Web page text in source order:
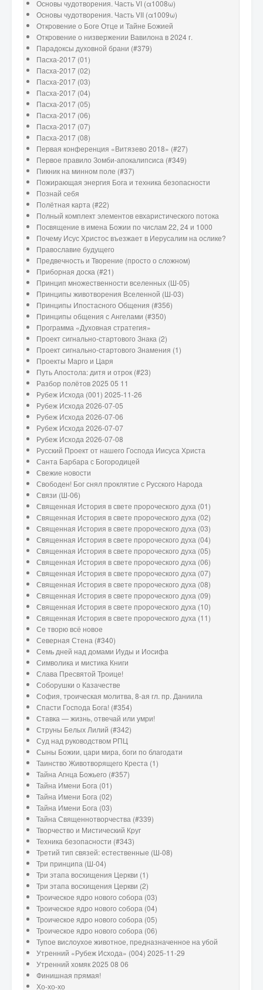
Основы чудотворения. Часть VI (α1008ω)
Основы чудотворения. Часть VII (α1009ω)
Откровение о Боге Отце и Тайне Божией
Откровение о низвержении Вавилона в 2024 г.
Парадоксы духовной брани (#379)
Пасха-2017 (01)
Пасха-2017 (02)
Пасха-2017 (03)
Пасха-2017 (04)
Пасха-2017 (05)
Пасха-2017 (06)
Пасха-2017 (07)
Пасха-2017 (08)
Первая конференция «Витязево 2018» (#27)
Первое правило Зомби-апокалипсиса (#349)
Пикник на минном поле (#37)
Пожирающая энергия Бога и техника безопасности
Познай себя
Полётная карта (#22)
Полный комплект элементов евхаристического потока
Посвящение в имена Божии по числам 22, 24 и 1000
Почему Исус Христос въезжает в Иерусалим на ослике?
Православие будущего
Предвечность и Творение (просто о сложном)
Приборная доска (#21)
Принцип множественности вселенных (Ш-05)
Принципы животворения Вселенной (Ш-03)
Принципы Ипостасного Общения (#356)
Принципы общения с Ангелами (#350)
Программа «Духовная стратегия»
Проект сигнально-стартового Знака (2)
Проект сигнально-стартового Знамения (1)
Проекты Марго и Царя
Путь Апостола: дитя и отрок (#23)
Разбор полётов 2025 05 11
Рубеж Исхода (001) 2025-11-26
Рубеж Исхода 2026-07-05
Рубеж Исхода 2026-07-06
Рубеж Исхода 2026-07-07
Рубеж Исхода 2026-07-08
Русский Проект от нашего Господа Иисуса Христа
Санта Барбара с Богородицей
Свежие новости
Свободен! Бог снял проклятие с Русского Народа
Связи (Ш-06)
Священная История в свете пророческого духа (01)
Священная История в свете пророческого духа (02)
Священная История в свете пророческого духа (03)
Священная История в свете пророческого духа (04)
Священная История в свете пророческого духа (05)
Священная История в свете пророческого духа (06)
Священная История в свете пророческого духа (07)
Священная История в свете пророческого духа (08)
Священная История в свете пророческого духа (09)
Священная История в свете пророческого духа (10)
Священная История в свете пророческого духа (11)
Се творю всё новое
Северная Стена (#340)
Семь дней над домами Иуды и Иосифа
Символика и мистика Книги
Слава Пресвятой Троице!
Соборушки о Казачестве
София, троическая молитва, 8-ая гл. пр. Даниила
Спасти Господа Бога! (#354)
Ставка — жизнь, отвечай или умри!
Струны Белых Лилий (#342)
Суд над руководством РПЦ
Сыны Божии, цари мира, боги по благодати
Таинство Животворящего Креста (1)
Тайна Агнца Божьего (#357)
Тайна Имени Бога (01)
Тайна Имени Бога (02)
Тайна Имени Бога (03)
Тайна Священнотворчества (#339)
Творчество и Мистический Круг
Техника безопасности (#343)
Третий тип связей: естественные (Ш-08)
Три принципа (Ш-04)
Три этапа восхищения Церкви (1)
Три этапа восхищения Церкви (2)
Троическое ядро нового собора (03)
Троическое ядро нового собора (04)
Троическое ядро нового собора (05)
Троическое ядро нового собора (06)
Тупое вислоухое животное, предназначенное на убой
Утренний «Рубеж Исхода» (004) 2025-11-29
Утренний хомяк 2025 08 06
Финишная прямая!
Хо-хо-хо